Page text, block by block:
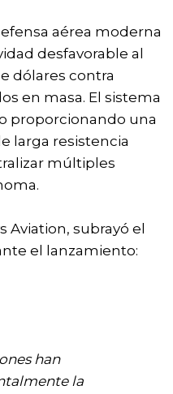
aérea moderna
desfavorable al
dólares contra
en masa. El sistema
proporcionando una
larga resistencia
múltiples
Aviation, subrayó el
el lanzamiento:
han
la